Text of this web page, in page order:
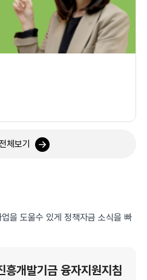
체보기
을 도울수 있게 정책자금 소식을 빠
개발기금 융자지원지침